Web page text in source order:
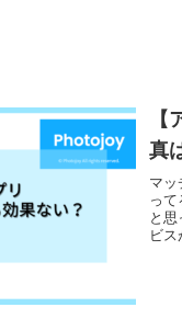
真
マッ
っ
と
ビ